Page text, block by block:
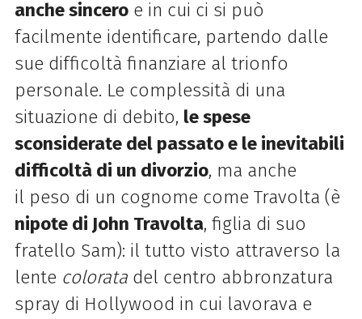
anche sinceroe in cui ci si può
facilmente identificare, partendo dalle
sue difficoltà finanziare al trionfo
personale. Le complessità di una
situazione di debito, le spese
sconsiderate del passato e le inevitabili
difficoltà di un divorzio, ma anche
il peso di un cognome come Travolta (è
nipote di John Travolta, figlia di suo
fratello Sam): il tutto visto attraverso la
lente coloratadel centro abbronzatura
spray di Hollywood in cui lavorava e